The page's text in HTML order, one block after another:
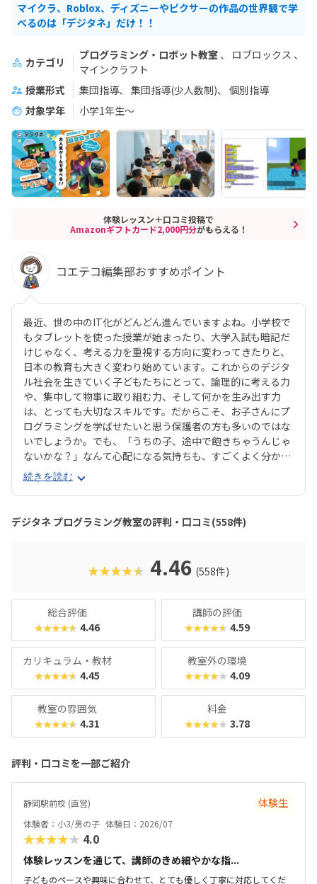
マイクラ、Roblox、ディズニーやピクサーの作品の世界観で学
べるのは「デジタネ」だけ！！
カテゴリ
プログラミング・ロボット教室
ロブロックス
マインクラフト
授業形式
集団指導 集団指導(少人数制)
個別指導
対象学年
小学1年生～
体験レッスン＋口コミ投稿で
Amazonギフトカード2,000円分がもらえる！
コエテコ編集部おすすめポイント
最近、世の中のIT化がどんどん進んでいますよね。小学校で
もタブレットを使った授業が始まったり、大学入試も暗記だ
けじゃなく、考える力を重視する方向に変わってきたりと、
日本の教育も大きく変わり始めています。これからのデジタ
ル社会を生きていく子どもたちにとって、論理的に考える力
や、集中して物事に取り組む力、そして何かを生み出す力
は、とっても大切なスキルです。だからこそ、お子さんにプ
ログラミングを学ばせたいと思う保護者の方も多いのではな
いでしょうか。でも、「うちの子、途中で飽きちゃうんじゃ
ないかな？」なんて心配になる気持ちも、すごくよく分かり
ます。そんな方にぜひおすすめしたいのが、デジタネプログ
ラミング教室なんです。デジタネには、子どもたちが夢中に
なって取り組める工夫がたくさんあります。特にお子様たち
に大人気のマインクラフトやロブロックスなどを活用するこ
とで、ゲーム感覚で楽しみながら、自然とプログラミング的
学びを通して、子どもたちは未来を生き抜くための土台をし
っかりと築くことができます。ここでは、デジタネプログラ
やすくご紹介していきますね。
続きを読む
デジタネ プログラミング教室の評判・口コミ(558件)
★★★★★ 4.46 (558件)
総合評価
★★★★★ 4.46
講師の評価
★★★★★ 4.59
カリキュラム・教材
★★★★★ 4.45
教室外の環境
★★★★★ 4.09
教室の雰囲気
★★★★★ 4.31
料金
★★★★★ 3.78
評判・口コミを一部ご紹介
静岡駅前校 (直営) 体験生
体験者：小3/男の子 体験日：2026/07
★★★★★ 4.0
体験レッスンを通じて、講師のきめ細やかな指...
子どものペースや興味に合わせて、とても優しく丁寧に対応してくだ